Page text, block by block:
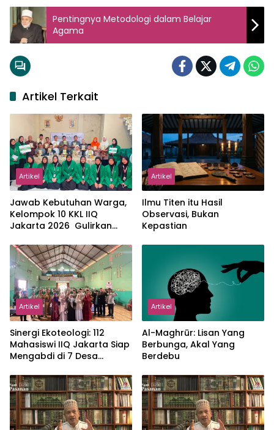
Pentingnya Metodologi dalam Belajar
Agama
Artikel Terkait
Artikel
Jawab Kebutuhan Warga,
Kelompok 10 KKL IIQ
Jakarta 2026 Gulirkan
Sukamanah
Artikel
Ilmu Titen itu Hasil
Observasi, Bukan
Kepastian
Artikel
‎Sinergi Ekoteologi: 112
Mahasiswi IIQ Jakarta Siap
Mengabdi di 7 Desa
Artikel
Al-Maghrūr: Lisan Yang
Berbunga, Akal Yang
Berdebu